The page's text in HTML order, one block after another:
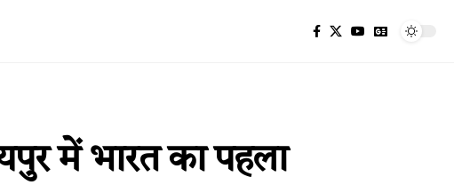
में भारत का पहला